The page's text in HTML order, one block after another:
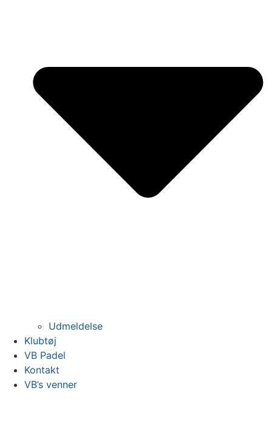
Udmeldelse
Klubtøj
VB Padel
Kontakt
VB’s venner